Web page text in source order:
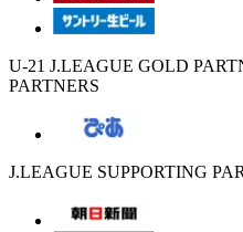
U-21 J.LEAGUE GOLD
PARTNERS
J.LEAGUE SUPPORTING